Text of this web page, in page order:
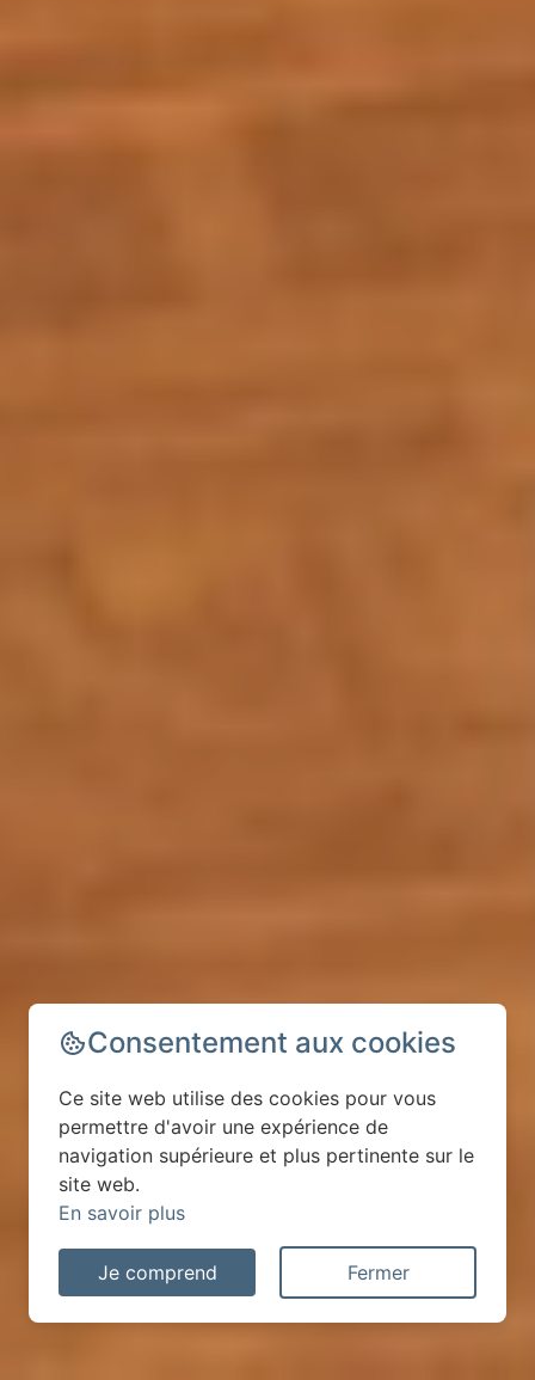
Consentement aux cookies
Ce site web utilise des cookies pour vous
permettre d'avoir une expérience de
navigation supérieure et plus pertinente sur le
site web.
En savoir plus
Je comprend Fermer